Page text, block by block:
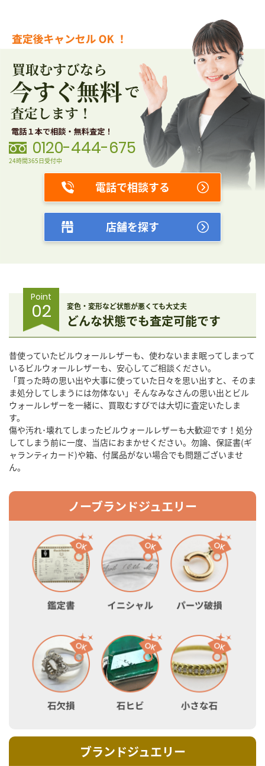
0120-444-675
24時間365日受付中
電話で相談する
店舗を探す
Point
02 変色・変形など状態が悪くても大丈夫
どんな状態でも査定可能です
昔使っていたビルウォールレザーも、使わないまま眠ってしまって
いるビルウォールレザーも、安心してご相談ください。
「買った時の思い出や大事に使っていた日々を思い出すと、そのま
ま処分してしまうには勿体ない」そんなみなさんの思い出とビル
ウォールレザーを一緒に、買取むすびでは大切に査定いたしま
す。
傷や汚れ･壊れてしまったビルウォールレザーも大歓迎です！処分
してしまう前に一度、当店におまかせください。勿論、保証書(ギ
ャランティカード)や箱、付属品がない場合でも問題ございませ
ん。
ノーブランドジュエリー
ブランドジュエリー